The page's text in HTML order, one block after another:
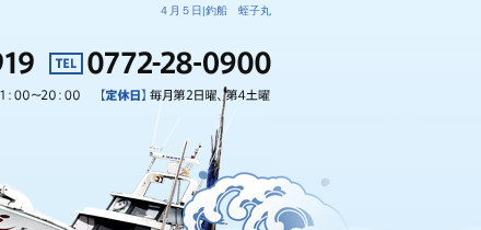
４月５日|釣船 蛭子丸